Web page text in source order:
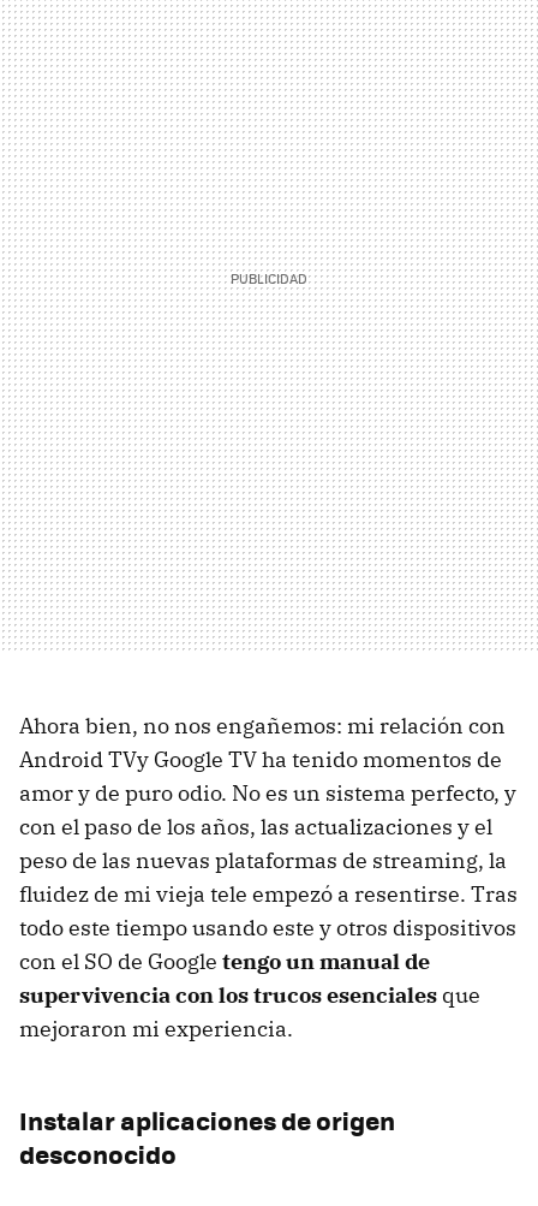
Ahora bien, no nos engañemos: mi relación con
Android TVy Google TV ha tenido momentos de
amor y de puro odio. No es un sistema perfecto, y
con el paso de los años, las actualizaciones y el
peso de las nuevas plataformas de streaming, la
fluidez de mi vieja tele empezó a resentirse. Tras
todo este tiempo usando este y otros dispositivos
con el SO de Google tengo un manual de
supervivencia con los trucos esenciales que
mejoraron mi experiencia.
Instalar aplicaciones de origen
desconocido